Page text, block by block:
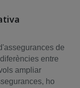
de
entre
ampliar
ho